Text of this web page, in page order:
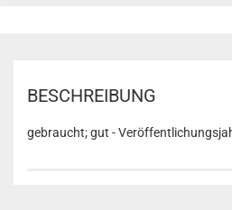
BESCHREIBUNG
gebraucht; gut -